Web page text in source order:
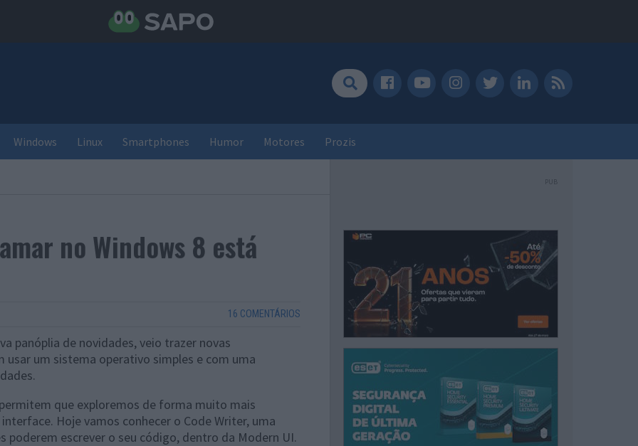
Windows Linux Smartphones Humor Motores Prozis
no Windows 8 está
16 COMENTÁRIOS
panóplia de novidades, veio trazer novas
um sistema operativo simples e com uma
que exploremos de forma muito mais
Hoje vamos conhecer o Code Writer, uma
escrever o seu código, dentro da Modern UI.
PUB